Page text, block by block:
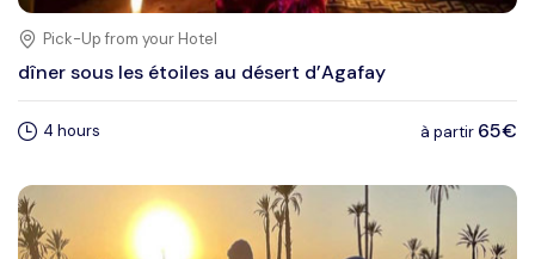
Pick-Up from your Hotel
dîner sous les étoiles au désert d’Agafay
4 hours à partir 65€